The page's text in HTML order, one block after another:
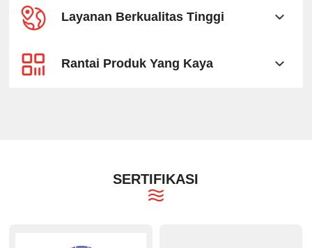
Layanan Berkualitas Tinggi
Rantai Produk Yang Kaya
SERTIFIKASI